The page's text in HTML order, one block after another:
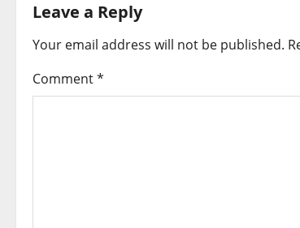
n
v
Leave a Reply
Your email address will not be published.
Comment*